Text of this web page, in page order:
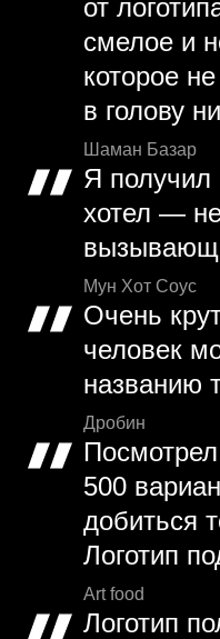
от
смелое и
которое
в голову
Шаман Базар
Я получил
хотел —
Мун Хот Соус
Очень
человек
названию
Дробин
500
добиться
Логотип
Art food
Логотип